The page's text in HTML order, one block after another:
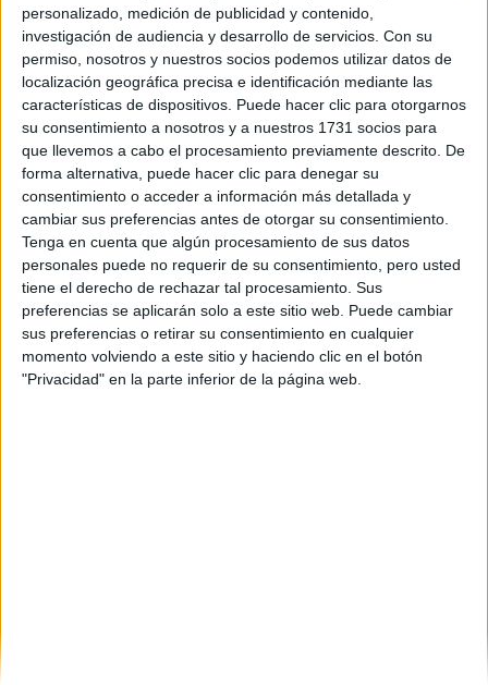
personalizado, medición de publicidad y contenido,
investigación de audiencia y desarrollo de servicios. Con su
permiso, nosotros y nuestros socios podemos utilizar datos de
localización geográfica precisa e identificación mediante las
características de dispositivos. Puede hacer clic para otorgarnos
su consentimiento a nosotros y a nuestros 1731 socios para
que llevemos a cabo el procesamiento previamente descrito. De
forma alternativa, puede hacer clic para denegar su
consentimiento o acceder a información más detallada y
cambiar sus preferencias antes de otorgar su consentimiento.
Tenga en cuenta que algún procesamiento de sus datos
personales puede no requerir de su consentimiento, pero usted
tiene el derecho de rechazar tal procesamiento. Sus
preferencias se aplicarán solo a este sitio web. Puede cambiar
sus preferencias o retirar su consentimiento en cualquier
momento volviendo a este sitio y haciendo clic en el botón
"Privacidad" en la parte inferior de la página web.
Máster Universitario en
Teoría Política y Cultura
Democrática
Impartido en:
Facultad de Ciencias Políticas y Sociología
Peso:
3
Duración:
1.0 años
Créditos ECTS:
60
Coste primer año:
2701 €
Máster Universitario en